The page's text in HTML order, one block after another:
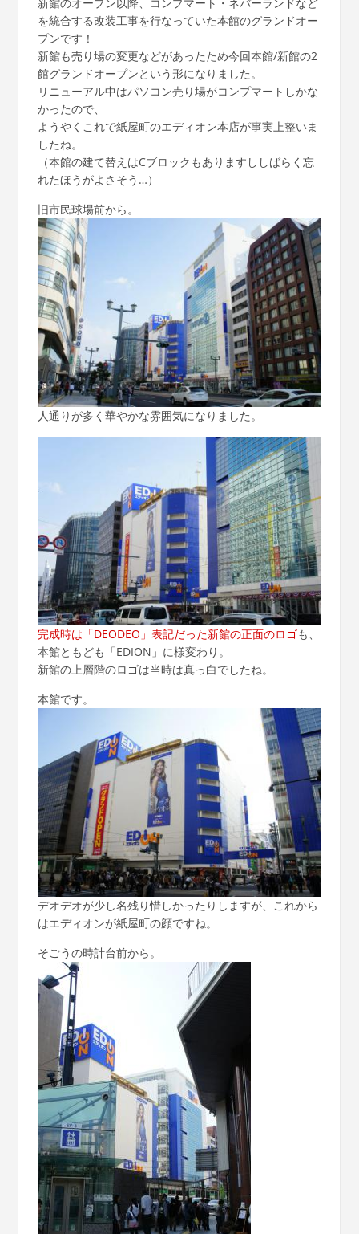
を統合する改装工事を行なっていた本館のグランドオー
プンです！
新館も売り場の変更などがあったため今回本館/新館の2
館グランドオープンという形になりました。
リニューアル中はパソコン売り場がコンプマートしかな
かったので、
ようやくこれで紙屋町のエディオン本店が事実上整いま
したね。
（本館の建て替えはCブロックもありますししばらく忘
れたほうがよさそう…）
旧市民球場前から。
人通りが多く華やかな雰囲気になりました。
完成時は「DEODEO」表記だった新館の正面のロゴも、
本館ともども「EDION」に様変わり。
新館の上層階のロゴは当時は真っ白でしたね。
本館です。
デオデオが少し名残り惜しかったりしますが、これから
はエディオンが紙屋町の顔ですね。
そごうの時計台前から。